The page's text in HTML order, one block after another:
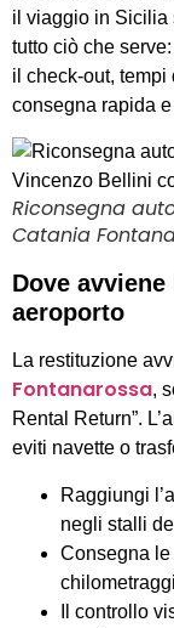
il viaggio in Sicilia
tutto ciò che
il check-out,
consegna rapida
Riconsegna
Catania
Dove
aeroporto
La restituzione
Fontanarossa,
Rental Return”.
eviti navette o
Raggiungi
negli stalli
Consegna le
Il controllo